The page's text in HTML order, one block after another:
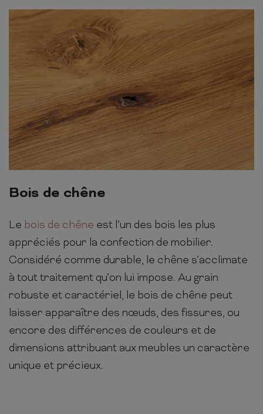
Bois de chêne
Le bois de chêne est l’un des bois les plus
appréciés pour la confection de mobilier.
Considéré comme durable, le chêne s’acclimate
à tout traitement qu’on lui impose. Au grain
robuste et caractériel, le bois de chêne peut
laisser apparaître des nœuds, des fissures, ou
encore des différences de couleurs et de
dimensions attribuant aux meubles un caractère
unique et précieux.